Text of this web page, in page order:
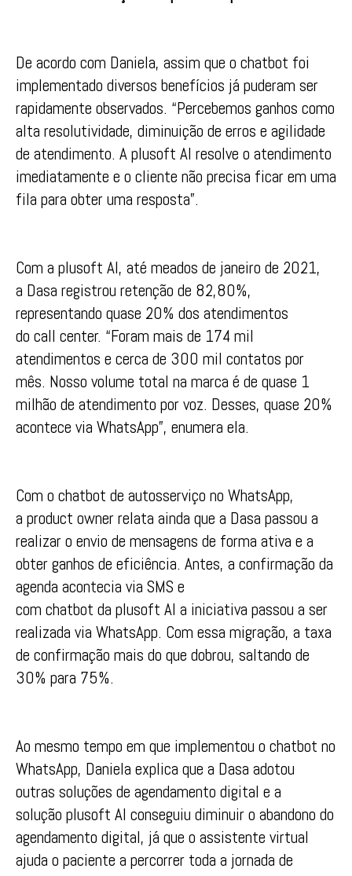
De acordo com Daniela, assim que o chatbot foi
implementado diversos benefícios já puderam ser
rapidamente observados. “Percebemos ganhos como
alta resolutividade, diminuição de erros e agilidade
de atendimento. A plusoft AI resolve o atendimento
imediatamente e o cliente não precisa ficar em uma
fila para obter uma resposta”.
Com a plusoft AI, até meados de janeiro de 2021,
a Dasa registrou retenção de 82,80%,
representando quase 20% dos atendimentos
do call center. “Foram mais de 174 mil
atendimentos e cerca de 300 mil contatos por
mês. Nosso volume total na marca é de quase 1
milhão de atendimento por voz. Desses, quase 20%
acontece via WhatsApp”, enumera ela.
Com o chatbot de autosserviço no WhatsApp,
a product owner relata ainda que a Dasa passou a
realizar o envio de mensagens de forma ativa e a
obter ganhos de eficiência. Antes, a confirmação da
agenda acontecia via SMS e
com chatbot da plusoft AI a iniciativa passou a ser
realizada via WhatsApp. Com essa migração, a taxa
de confirmação mais do que dobrou, saltando de
30% para 75%.
Ao mesmo tempo em que implementou o chatbot no
WhatsApp, Daniela explica que a Dasa adotou
outras soluções de agendamento digital e a
solução plusoft AI conseguiu diminuir o abandono do
agendamento digital, já que o assistente virtual
ajuda o paciente a percorrer toda a jornada de